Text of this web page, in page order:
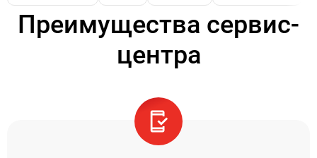
Преимущества сервис-
центра